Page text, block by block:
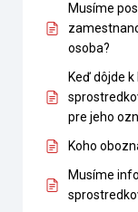
Musíme
osoba?
Keď dôjde
pre jeho
Koho
Musíme